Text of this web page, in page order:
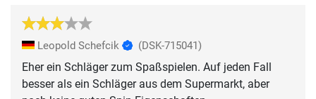
Leopold Schefcik (DSK-715041)
Eher ein Schläger zum Spaßspielen. Auf jeden Fall
besser als ein Schläger aus dem Supermarkt, aber